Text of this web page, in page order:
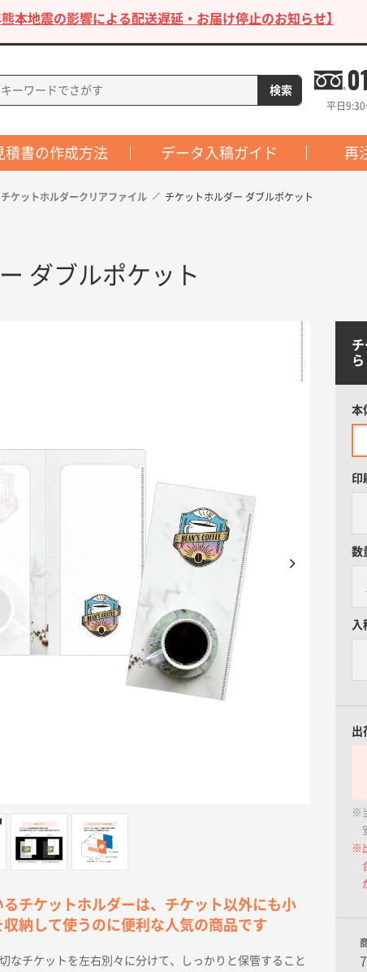
熊本地震の影響による配送遅延・お届け停止のお知らせ】
平日
積書の作成方法 データ入稿ガイド 再
チケットホルダークリアファイル チケットホルダー ダブルポケット
ダブルポケット
ら
本
印
数
入
出
※
※
チケットホルダーは、チケット以外にも小
納して使うのに便利な人気の商品です
なチケットを左右別々に分けて、しっかりと保管すること